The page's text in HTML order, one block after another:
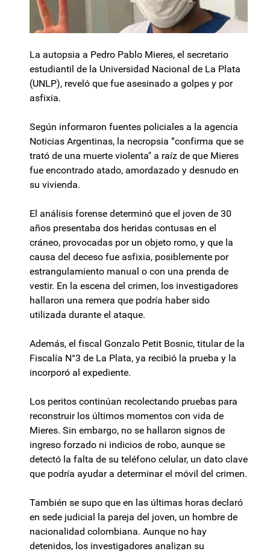
La autopsia a Pedro Pablo Mieres, el secretario
estudiantil de la Universidad Nacional de La Plata
(UNLP), reveló que fue asesinado a golpes y por
asfixia.
Según informaron fuentes policiales a la agencia
Noticias Argentinas, la necropsia “confirma que se
trató de una muerte violenta" a raíz de que Mieres
fue encontrado atado, amordazado y desnudo en
su vivienda.
El análisis forense determinó que el joven de 30
años presentaba dos heridas contusas en el
cráneo, provocadas por un objeto romo, y que la
causa del deceso fue asfixia, posiblemente por
estrangulamiento manual o con una prenda de
vestir. En la escena del crimen, los investigadores
hallaron una remera que podría haber sido
utilizada durante el ataque.
Además, el fiscal Gonzalo Petit Bosnic, titular de la
Fiscalía N°3 de La Plata, ya recibió la prueba y la
incorporó al expediente.
Los peritos continúan recolectando pruebas para
reconstruir los últimos momentos con vida de
Mieres. Sin embargo, no se hallaron signos de
ingreso forzado ni indicios de robo, aunque se
detectó la falta de su teléfono celular, un dato clave
que podría ayudar a determinar el móvil del crimen.
También se supo que en las últimas horas declaró
en sede judicial la pareja del joven, un hombre de
nacionalidad colombiana. Aunque no hay
detenidos, los investigadores analizan su